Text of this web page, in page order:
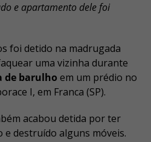
e apartamento dele foi
foi detido na madrugada
uma vizinha durante
de barulho em um prédio no
I, em Franca (SP).
acabou detida por ter
e destruído alguns móveis.